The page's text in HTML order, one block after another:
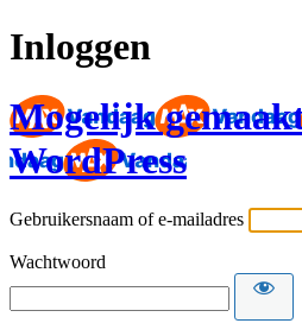
Inloggen
Mogelijk
WordPress
Gebruikersnaam of e-mailadres
Wachtwoord